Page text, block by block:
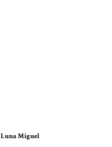
Luna Miguel